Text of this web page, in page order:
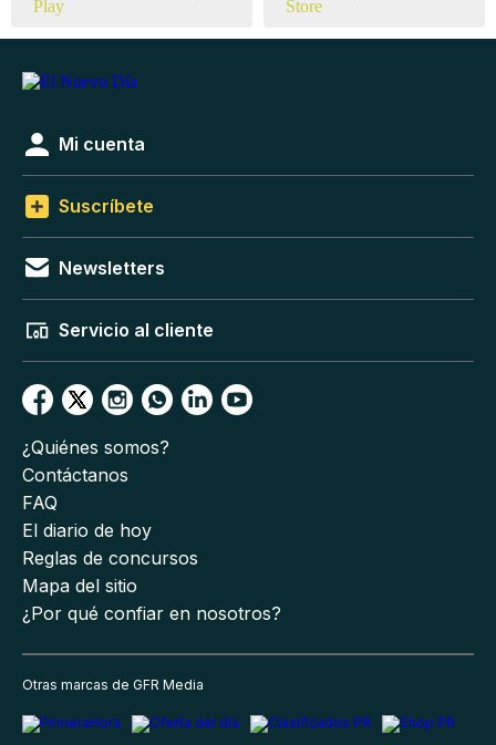
Mi cuenta
Suscríbete
Newsletters
Servicio al cliente
¿Quiénes somos?
Contáctanos
FAQ
El diario de hoy
Reglas de concursos
Mapa del sitio
¿Por qué confiar en nosotros?
Otras marcas de GFR Media